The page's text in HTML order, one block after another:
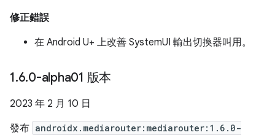
修正錯誤
在 Android U+ 上改善 SystemUI 輸出切換器叫用。
1.6.0-alpha01 版本
2023 年 2 月 10 日
發布 androidx.mediarouter:mediarouter:1.6.0-